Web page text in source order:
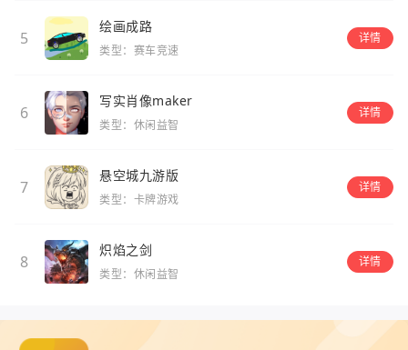
5
绘画成路
类型：赛车竞速
详情
6
写实肖像maker
类型：休闲益智
详情
7
悬空城九游版
类型：卡牌游戏
详情
8
炽焰之剑
类型：休闲益智
详情